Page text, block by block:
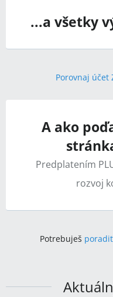
...a všetky
Porovnaj účet
A ako
Predplatením
rozvoj
Potrebuješ